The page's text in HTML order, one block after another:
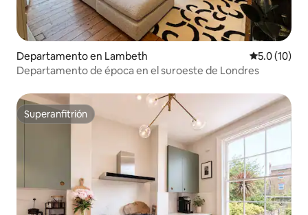
Departamento en Lambeth Calificación
5.0 (10)
Departamento de época en el suroeste de Londres
Superanfitrión
Superanfitrión